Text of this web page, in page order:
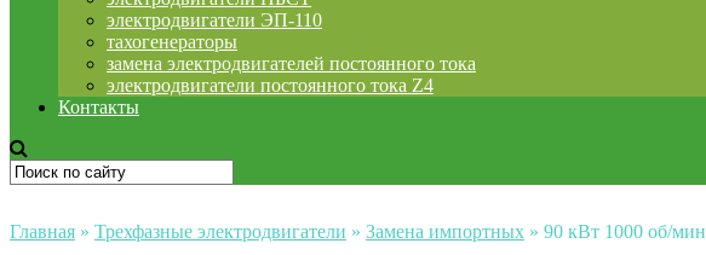
электродвигатели ЭП-110
тахогенераторы
замена электродвигателей постоянного тока
электродвигатели постоянного тока Z4
Контакты
Главная » Трехфазные электродвигатели » Замена импортных » 90 кВт 1000 об/мин